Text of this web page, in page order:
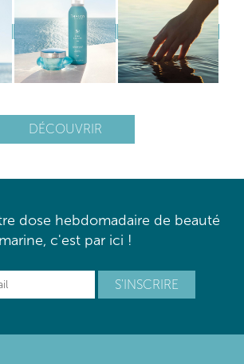
DÉCOUVRIR
dose hebdomadaire de beauté
marine, c'est par ici !